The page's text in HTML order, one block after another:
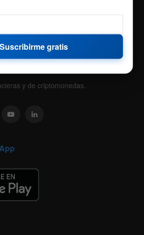
y de criptomonedas.
Suscribirme gratis